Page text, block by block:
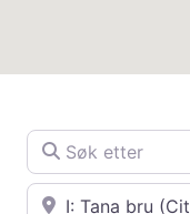
Søk etter
Nær